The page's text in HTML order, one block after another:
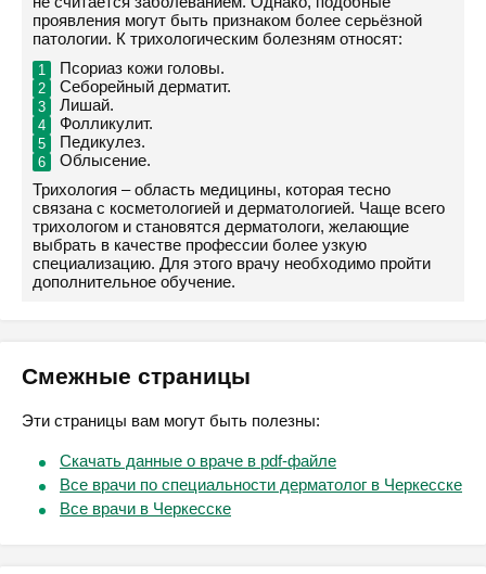
проявления могут быть признаком более серьёзной
патологии. К трихологическим болезням относят:
Псориаз кожи головы.
Себорейный дерматит.
Лишай.
Фолликулит.
Педикулез.
Облысение.
Трихология – область медицины, которая тесно
связана с косметологией и дерматологией. Чаще всего
трихологом и становятся дерматологи, желающие
выбрать в качестве профессии более узкую
специализацию. Для этого врачу необходимо пройти
дополнительное обучение.
Смежные страницы
Эти страницы вам могут быть полезны:
Скачать данные о враче в pdf-файле
Все врачи по специальности дерматолог в Черкесске
Все врачи в Черкесске